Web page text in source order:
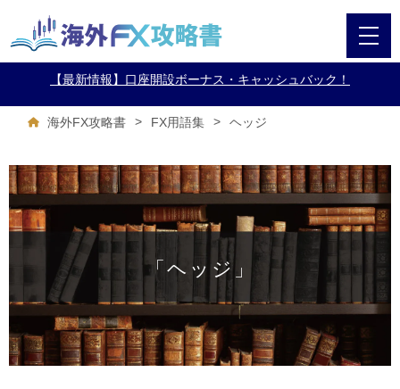
【最新情報】口座開設ボーナス・キャッシュバック！
海外FX攻略書 > FX用語集 > ヘッジ
「ヘッジ」